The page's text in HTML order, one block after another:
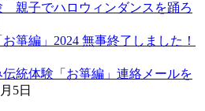
親子でハロウィンダンスを踊ろ
箏編」2024 無事終了しました！
統体験「お箏編」連絡メールを
5日